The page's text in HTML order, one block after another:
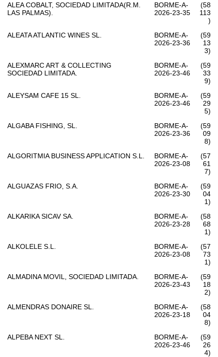
ALEA COBALT, SOCIEDAD LIMITADA(R.M.
LAS PALMAS).
BORME-A-
2026-23-35
(58
113
)
ALEATA ATLANTIC WINES SL.
BORME-A-
2026-23-36
(59
13
3)
ALEXMARC ART & COLLECTING
SOCIEDAD LIMITADA.
BORME-A-
2026-23-46
(59
33
9)
ALEYSAM CAFE 15 SL.
BORME-A-
2026-23-46
(59
29
5)
ALGABA FISHING, SL.
BORME-A-
2026-23-36
(59
09
8)
ALGORITMIA BUSINESS APPLICATION S.L.
BORME-A-
2026-23-08
(57
61
7)
ALGUAZAS FRIO, S.A.
BORME-A-
2026-23-30
(59
04
1)
ALKARIKA SICAV SA.
BORME-A-
2026-23-28
(58
68
1)
ALKOLELE S.L.
BORME-A-
2026-23-08
(57
73
1)
ALMADINA MOVIL, SOCIEDAD LIMITADA.
BORME-A-
2026-23-43
(59
18
2)
ALMENDRAS DONAIRE SL.
BORME-A-
2026-23-18
(58
04
8)
ALPEBA NEXT SL.
BORME-A-
2026-23-46
(59
26
4)